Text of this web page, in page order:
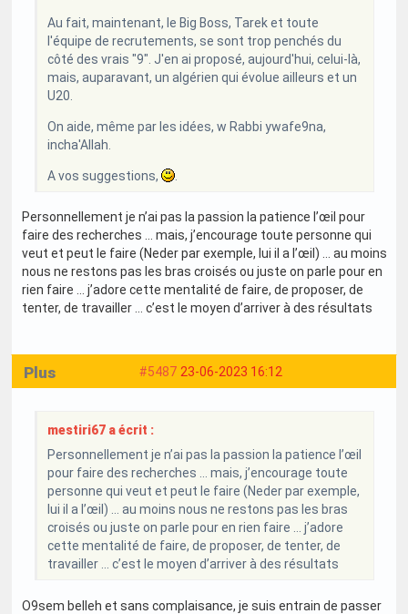
Au fait, maintenant, le Big Boss, Tarek et toute
l'équipe de recrutements, se sont trop penchés du
côté des vrais "9". J'en ai proposé, aujourd'hui, celui-là,
mais, auparavant, un algérien qui évolue ailleurs et un
U20.
On aide, même par les idées, w Rabbi ywafe9na,
incha'Allah.
A vos suggestions, .
Personnellement je n’ai pas la passion la patience l’œil pour
faire des recherches … mais, j’encourage toute personne qui
veut et peut le faire (Neder par exemple, lui il a l’œil) … au moins
nous ne restons pas les bras croisés ou juste on parle pour en
rien faire … j’adore cette mentalité de faire, de proposer, de
tenter, de travailler … c’est le moyen d’arriver à des résultats
#5487 23-06-2023 16:12
Plus
mestiri67 a écrit :
Personnellement je n’ai pas la passion la patience l’œil
pour faire des recherches … mais, j’encourage toute
personne qui veut et peut le faire (Neder par exemple,
lui il a l’œil) … au moins nous ne restons pas les bras
croisés ou juste on parle pour en rien faire … j’adore
cette mentalité de faire, de proposer, de tenter, de
travailler … c’est le moyen d’arriver à des résultats
O9sem belleh et sans complaisance, je suis entrain de passer